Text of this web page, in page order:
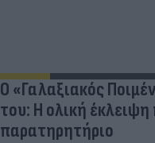
Ο «Γαλαξιακός
του: Η ολική
παρατηρητήριο